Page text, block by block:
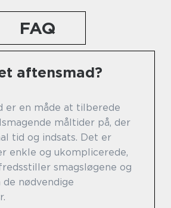
FAQ
aftensmad?
er en måde at tilberede
måltider på, der
tid og indsats. Det er
enkle og ukomplicerede,
smagsløgene og
nødvendige